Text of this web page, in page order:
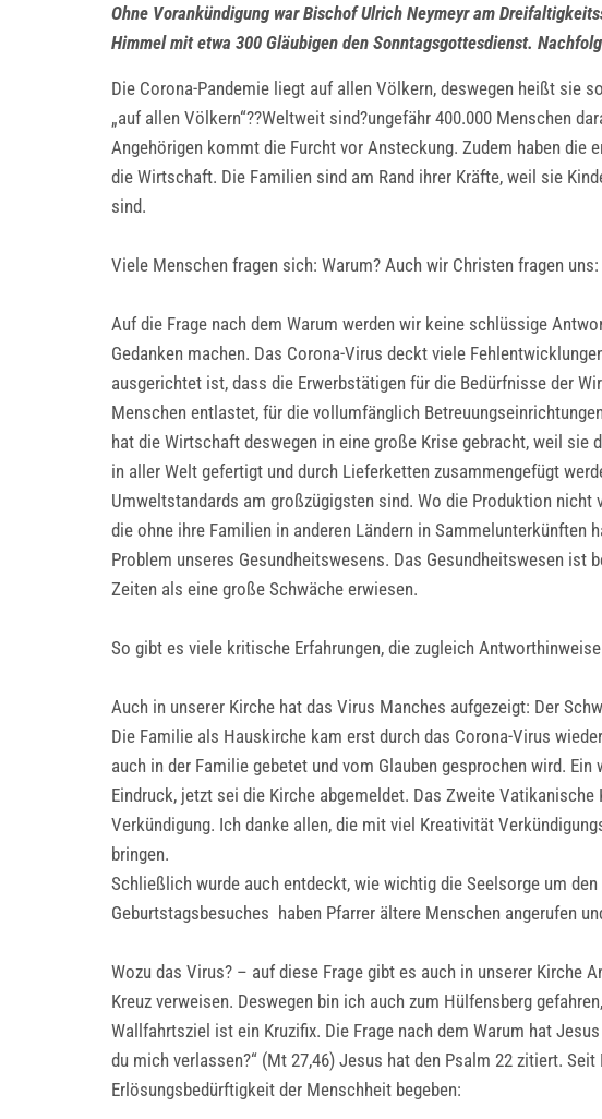
Ohne Vorankündigung war Bischof Ulrich Neymeyr am
Himmel mit etwa 300 Gläubigen den Sonntagsgottesdienst.
Die Corona-Pandemie liegt auf allen Völkern, deswegen heißt sie
„auf allen Völkern“??Weltweit sind?ungefähr 400.000 Menschen
Angehörigen kommt die Furcht vor Ansteckung. Zudem haben die
die Wirtschaft. Die Familien sind am Rand ihrer Kräfte, weil sie
sind.
Viele Menschen fragen sich: Warum? Auch wir Christen fragen
Auf die Frage nach dem Warum werden wir keine schlüssige
Gedanken machen. Das Corona-Virus deckt viele
ausgerichtet ist, dass die Erwerbstätigen für die Bedürfnisse der
Menschen entlastet, für die vollumfänglich
hat die Wirtschaft deswegen in eine große Krise gebracht, weil
in aller Welt gefertigt und durch Lieferketten zusammengefügt
Umweltstandards am großzügigsten sind. Wo die Produktion
die ohne ihre Familien in anderen Ländern in
Problem unseres Gesundheitswesens. Das Gesundheitswesen ist
Zeiten als eine große Schwäche erwiesen.
So gibt es viele kritische Erfahrungen, die zugleich
Auch in unserer Kirche hat das Virus Manches aufgezeigt: Der
Die Familie als Hauskirche kam erst durch das Corona-Virus
auch in der Familie gebetet und vom Glauben gesprochen wird.
Eindruck, jetzt sei die Kirche abgemeldet. Das Zweite
Verkündigung. Ich danke allen, die mit viel Kreativität
bringen.
Schließlich wurde auch entdeckt, wie wichtig die Seelsorge um
Geburtstagsbesuches haben Pfarrer ältere Menschen angerufen
Wozu das Virus? – auf diese Frage gibt es auch in unserer Kirche
Kreuz verweisen. Deswegen bin ich auch zum Hülfensberg
Wallfahrtsziel ist ein Kruzifix. Die Frage nach dem Warum hat
du mich verlassen?“ (Mt 27,46) Jesus hat den Psalm 22 zitiert.
Erlösungsbedürftigkeit der Menschheit begeben: